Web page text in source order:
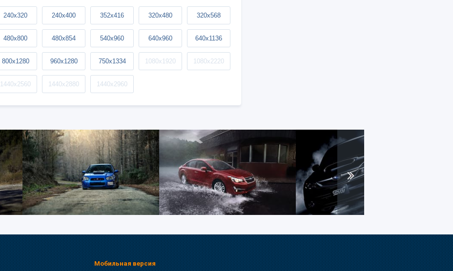
240x320 240x400 352x416 320x480 320x568
480x800 480x854 540x960 640x960 640x1136
800x1280 960x1280 750x1334 1080x1920 1080x2220
1440x2560 1440x2880 1440x2960
Мобильная версия